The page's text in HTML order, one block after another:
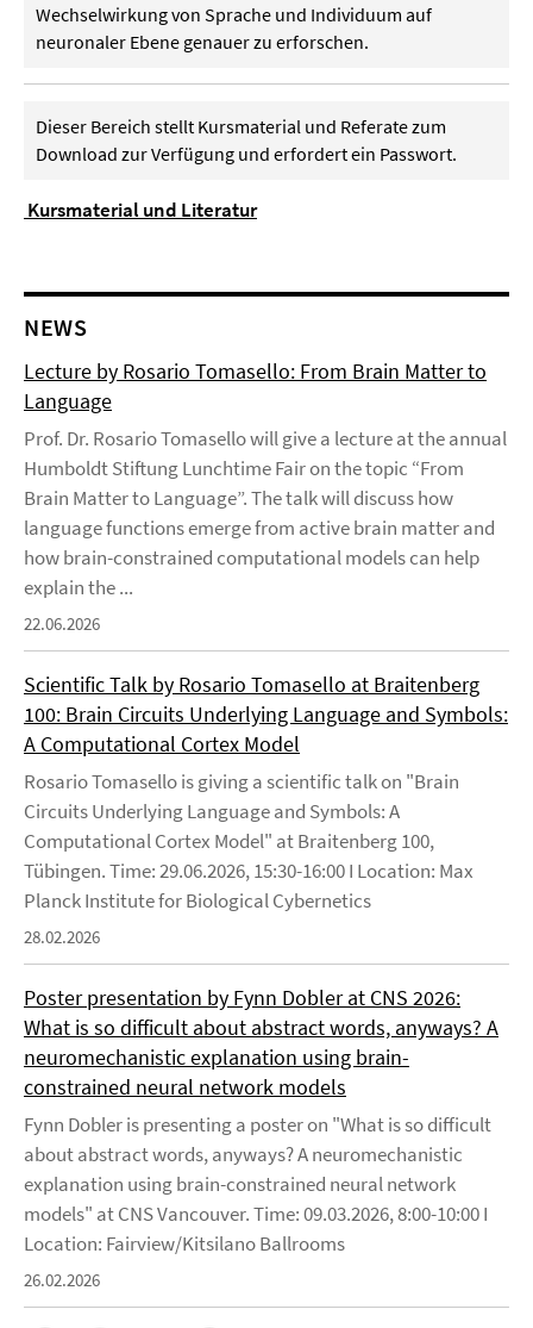
Wechselwirkung von Sprache und Individuum auf
neuronaler Ebene genauer zu erforschen.
Dieser Bereich stellt Kursmaterial und Referate zum
Download zur Verfügung und erfordert ein Passwort.
Kursmaterial und Literatur
NEWS
Lecture by Rosario Tomasello: From Brain Matter to
Language
Prof. Dr. Rosario Tomasello will give a lecture at the annual
Humboldt Stiftung Lunchtime Fair on the topic “From
Brain Matter to Language”. The talk will discuss how
language functions emerge from active brain matter and
how brain-constrained computational models can help
explain the ...
22.06.2026
Scientific Talk by Rosario Tomasello at Braitenberg
100: Brain Circuits Underlying Language and Symbols:
A Computational Cortex Model
Rosario Tomasello is giving a scientific talk on "Brain
Circuits Underlying Language and Symbols: A
Computational Cortex Model" at Braitenberg 100,
Tübingen. Time: 29.06.2026, 15:30-16:00 I Location: Max
Planck Institute for Biological Cybernetics
28.02.2026
Poster presentation by Fynn Dobler at CNS 2026:
What is so difficult about abstract words, anyways? A
neuromechanistic explanation using brain-
constrained neural network models
Fynn Dobler is presenting a poster on "What is so difficult
about abstract words, anyways? A neuromechanistic
explanation using brain-constrained neural network
models" at CNS Vancouver. Time: 09.03.2026, 8:00-10:00 I
Location: Fairview/Kitsilano Ballrooms
26.02.2026